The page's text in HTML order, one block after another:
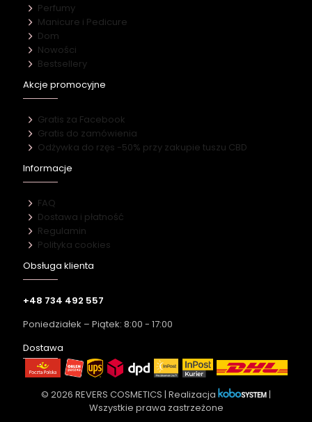
Perfumy
Manicure i Pedicure
Dom
Nowości
Bestsellery
Akcje promocyjne
Gratis za Facebook
Gratis do zamówienia
Odżywka do rzęs -50% przy zakupie tuszu CBD
Informacje
FAQ
Dostawa i płatność
Regulamin
Polityka cookies
Obsługa klienta
+48 734 492 557
Poniedziałek – Piątek: 8:00 - 17:00
Dostawa
© 2026 REVERS COSMETICS | Realizacja
|
Wszystkie prawa zastrzeżone